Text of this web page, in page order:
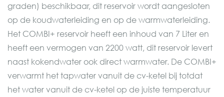
graden) beschikbaar, dit reservoir wordt aangesloten
op de koudwaterleiding en op de warmwaterleiding.
Het COMBI+ reservoir heeft een inhoud van 7 Liter en
heeft een vermogen van 2200 watt, dit reservoir levert
naast kokendwater ook direct warmwater. De COMBI+
verwarmt het tapwater vanuit de cv-ketel bij totdat
het water vanuit de cv-ketel op de juiste temperatuur